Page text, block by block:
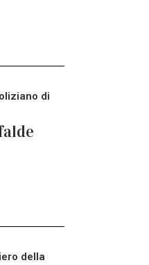
di
della